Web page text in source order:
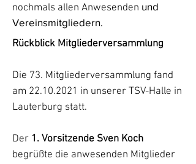
nochmals allen Anwesenden und
Vereinsmitgliedern.
Rückblick Mitgliederversammlung
Die 73. Mitgliederversammlung fand
am 22.10.2021 in unserer TSV-Halle in
Lauterburg statt.
Der 1. Vorsitzende Sven Koch
begrüßte die anwesenden Mitglieder